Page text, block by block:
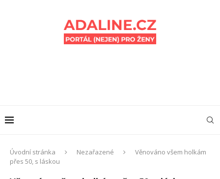
Úvodní stránka Nezařazené
Věnováno všem holkám
přes 50, s láskou